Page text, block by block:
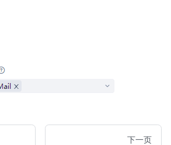
下一页